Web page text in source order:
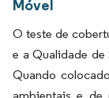
Móvel
O teste de
e a Qualidade de
Quando